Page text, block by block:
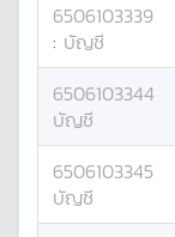
6506103339
: บัญชี
6506103344
บัญชี
6506103345
บัญชี